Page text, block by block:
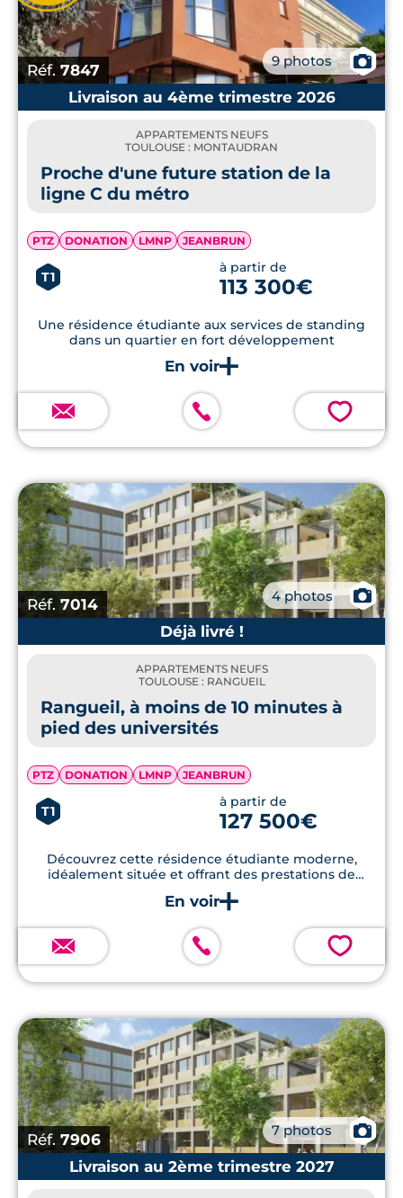
Réf. 7847 9 photos
📷
Livraison au 4ème trimestre 2026
APPARTEMENTS NEUFS
TOULOUSE : MONTAUDRAN
Proche d'une future station de la
ligne C du métro
PTZ DONATION LMNP JEANBRUN
T1
à partir de
113 300€
Une résidence étudiante aux services de standing
dans un quartier en fort développement
💗
Réf. 7014 4 photos
📷
Déjà livré !
APPARTEMENTS NEUFS
TOULOUSE : RANGUEIL
Rangueil, à moins de 10 minutes à
pied des universités
PTZ DONATION LMNP JEANBRUN
T1
à partir de
127 500€
Découvrez cette résidence étudiante moderne,
idéalement située et offrant des prestations de
qualité, pour un investissement sûr et rentable.
💗
Réf. 7906 7 photos
📷
Livraison au 2ème trimestre 2027